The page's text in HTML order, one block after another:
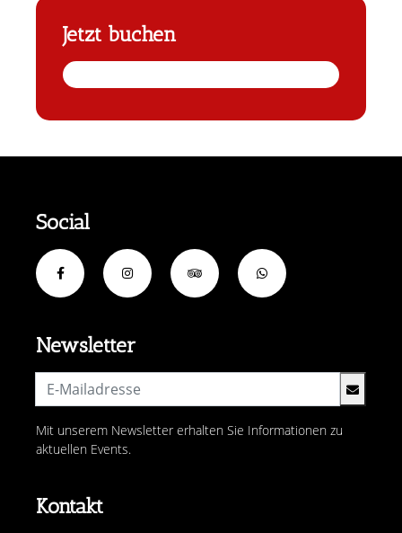
Jetzt buchen
Kontakt
Newsletter
Mit unserem Newsletter erhalten Sie Informationen zu
aktuellen Events.
Social